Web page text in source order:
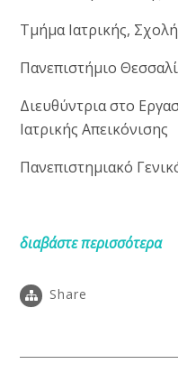
Τμήμα Ιατρικής,
Πανεπιστήμιο
Διευθύντρια στο
Ιατρικής Απεικόνισης
Πανεπιστημιακό
διαβάστε περισσότερα
Share